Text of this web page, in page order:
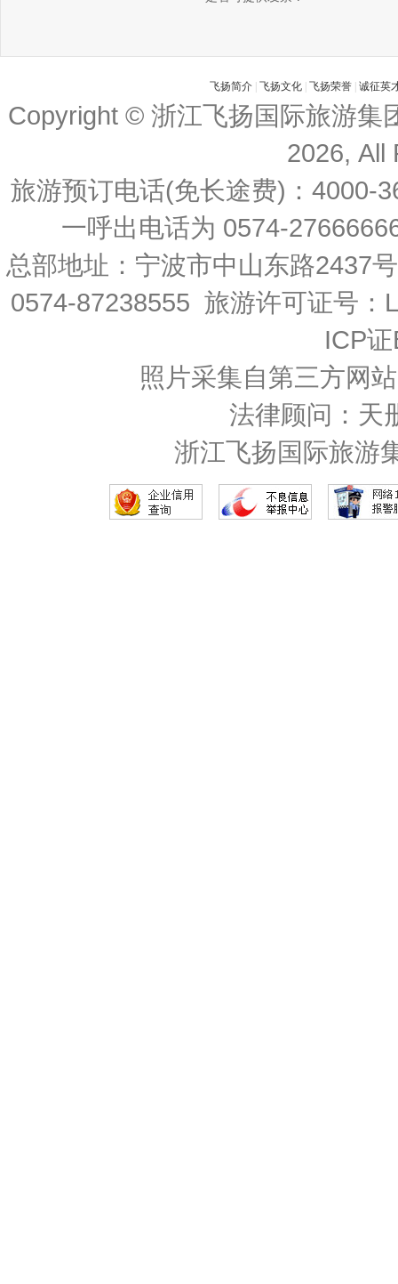
飞扬简介 飞扬文化 飞扬荣誉 诚征英
Copyright © 浙江飞扬国际旅游集
2026, All
旅游预订电话(免长途费)：4000-
一呼出电话为 0574-
总部地址：宁波市中山东路2437
0574-87238555 旅游许可证号
ICP
照片采集自第三方网
法律顾问：天
浙江飞扬国际旅游